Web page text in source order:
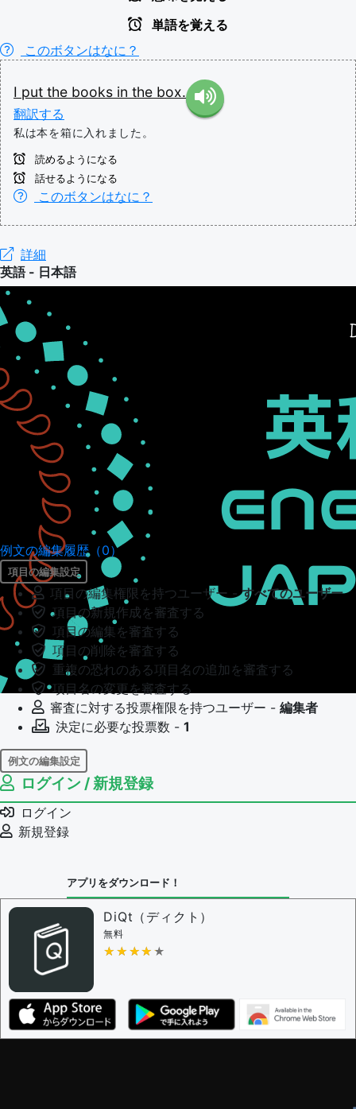
単語を覚える
このボタンはなに？
I put the books in the box.
翻訳する
私は本を箱に入れました。
読めるようになる
話せるようになる
このボタンはなに？
詳細
英語 - 日本語
例文の編集履歴（0）
項目の編集設定
項目の編集権限を持つユーザー -すべてのユーザー
項目の新規作成を審査する
項目の編集を審査する
項目の削除を審査する
重複の恐れのある項目名の追加を審査する
項目名の変更を審査する
審査に対する投票権限を持つユーザー - 編集者
決定に必要な投票数 - 1
例文の編集設定
例文の編集権限を持つユーザー -
例文の編集を審査する
例文の削除を審査する
審査に対する投票権限を持つユーザー -
問題の編集権限を持つユーザー -
審査に対する投票権限を持つユーザー -
ザー
決定に必要な投票数 -
編集ガイドライン
ログイン / 新規登録
ログイン
新規登録
アプリをダウンロード！
DiQt（ディクト）
無料
★★★★★
★★★★★